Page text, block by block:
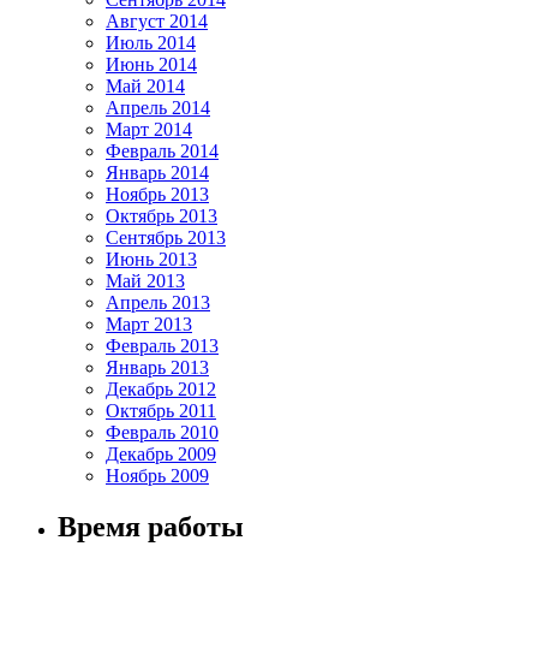
Август 2014
Июль 2014
Июнь 2014
Май 2014
Апрель 2014
Март 2014
Февраль 2014
Январь 2014
Ноябрь 2013
Октябрь 2013
Сентябрь 2013
Июнь 2013
Май 2013
Апрель 2013
Март 2013
Февраль 2013
Январь 2013
Декабрь 2012
Октябрь 2011
Февраль 2010
Декабрь 2009
Ноябрь 2009
Время работы